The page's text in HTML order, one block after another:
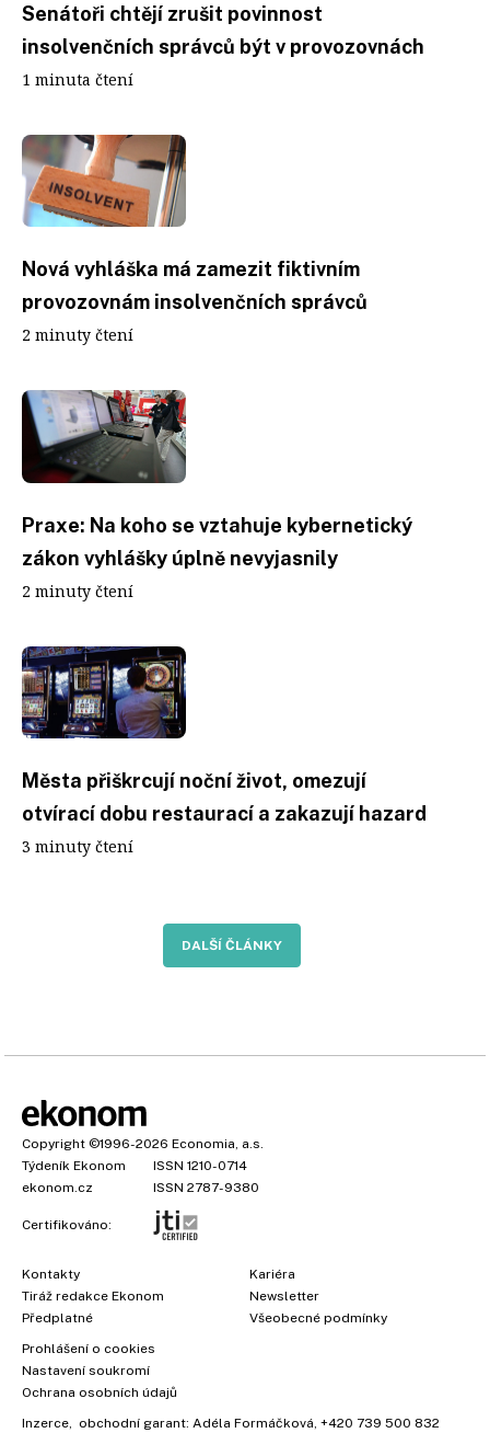
Senátoři chtějí zrušit povinnost
insolvenčních správců být v provozovnách
1 minuta čtení
Nová vyhláška má zamezit fiktivním
provozovnám insolvenčních správců
2 minuty čtení
Praxe: Na koho se vztahuje kybernetický
zákon vyhlášky úplně nevyjasnily
2 minuty čtení
Města přiškrcují noční život, omezují
otvírací dobu restaurací a zakazují hazard
3 minuty čtení
DALŠÍ ČLÁNKY
Copyright ©1996-2026 Economia, a.s.
Týdeník Ekonom
ISSN 1210-0714
ekonom.cz
ISSN 2787-9380
Certifikováno:
Kontakty
Tiráž redakce Ekonom
Předplatné
Kariéra
Newsletter
Všeobecné podmínky
Prohlášení o cookies
Nastavení soukromí
Ochrana osobních údajů
Inzerce, obchodní garant: Adéla Formáčková, +420 739 500 832